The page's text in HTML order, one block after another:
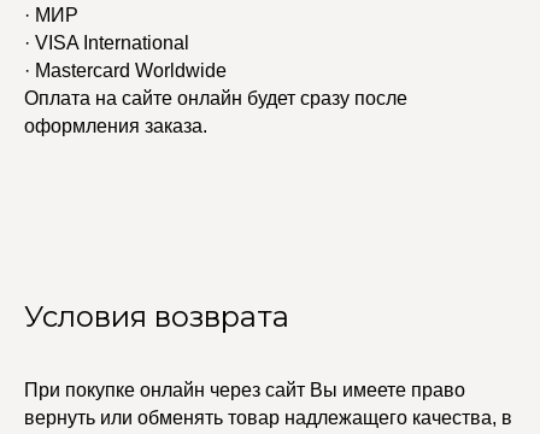
· МИР
· VISA International
· Mastercard Worldwide
Оплата на сайте онлайн будет сразу после
оформления заказа.
Условия возврата
При покупке онлайн через сайт Вы имеете право
вернуть или обменять товар надлежащего качества, в
В ПОДАРОК
Возврат и гарантия
УСЛУГИ
Чокеры
Сертификаты
Трансформеры
Регистрация